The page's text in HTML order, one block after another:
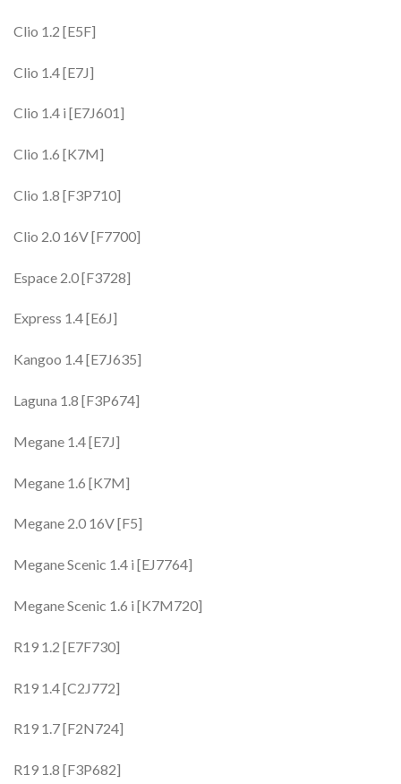
Clio 1.2 [E5F]
Clio 1.4 [E7J]
Clio 1.4 i [E7J601]
Clio 1.6 [K7M]
Clio 1.8 [F3P710]
Clio 2.0 16V [F7700]
Espace 2.0 [F3728]
Express 1.4 [E6J]
Kangoo 1.4 [E7J635]
Laguna 1.8 [F3P674]
Megane 1.4 [E7J]
Megane 1.6 [K7M]
Megane 2.0 16V [F5]
Megane Scenic 1.4 i [EJ7764]
Megane Scenic 1.6 i [K7M720]
R19 1.2 [E7F730]
R19 1.4 [C2J772]
R19 1.7 [F2N724]
R19 1.8 [F3P682]